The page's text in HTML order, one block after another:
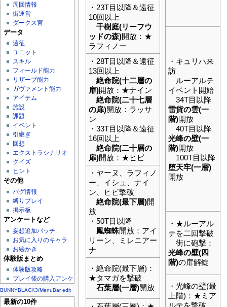
周回情報
街運営
ダークス宮
データ
遠征
ユニット
スキル
フィールド能力
リザーブ能力
ガヴァメント能力
アイテム
施設
課題
イベント
引継ぎ
回想
エクストラシナリオ
クイズ
ヒント
その他
バグ情報
縛りプレイ
掲示板
アンケートなど
妄想追加パッチ
お気に入りのキャラ
お絵かき
体験版まとめ
体験版攻略
プレイ後の購入アンケ
BUNNYBLACK3/MenuBar edit
最新の10件
・23T目以降＆遠征
10回以上
千樹庭(リーフウ
ッドの森)開放：★
ラフィノー
・キュリハ来
訪
ルーアルテ
イベント開始
34T目以降
雷貨の雲(一
階)開放
40T目以降
光峰の壁(一
階)開放
100T目以降
堕天牢(一層)
開放
・28T目以降＆遠征
13回以上
絶命院(十二層の
扉)開放：★ナイン
絶命院(二十七層
の扉)開放：ラッサ
ン
・33T目以降＆遠征
16回以上
絶命院(二十層の
扉)開放：★ヒビ
・ヤーヌ、ラフィノ
ー、イシュ、ナイ
ン、ヒビ撃破
絶命院(最下層)開
放
・50T目以降
鳳蜘蛛開放：アイ
リーン、ミレニアー
ナ
・★ルーアル
テを二回撃破
街に砲撃：
光峰の壁(四
階)の扉解錠
・絶命院(最下層)：
★タマガを撃破
石葉層(一層)開放
・光峰の壁(最
上階)：★ミア